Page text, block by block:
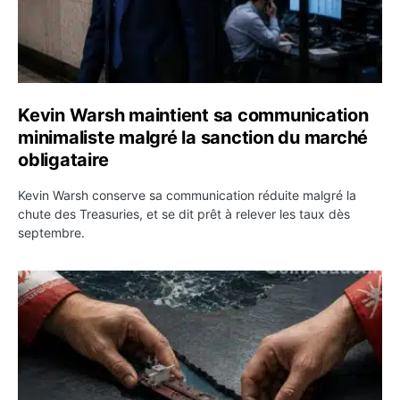
Kevin Warsh maintient sa communication
minimaliste malgré la sanction du marché
obligataire
Kevin Warsh conserve sa communication réduite malgré la
chute des Treasuries, et se dit prêt à relever les taux dès
septembre.
Ormuz : l’Iran annonce un accord avec Oman sur une